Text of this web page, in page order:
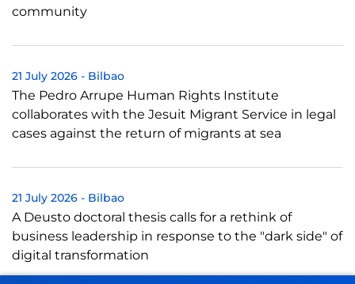
community
21 July 2026 - Bilbao
The Pedro Arrupe Human Rights Institute
collaborates with the Jesuit Migrant Service in legal
cases against the return of migrants at sea
21 July 2026 - Bilbao
A Deusto doctoral thesis calls for a rethink of
business leadership in response to the "dark side" of
digital transformation